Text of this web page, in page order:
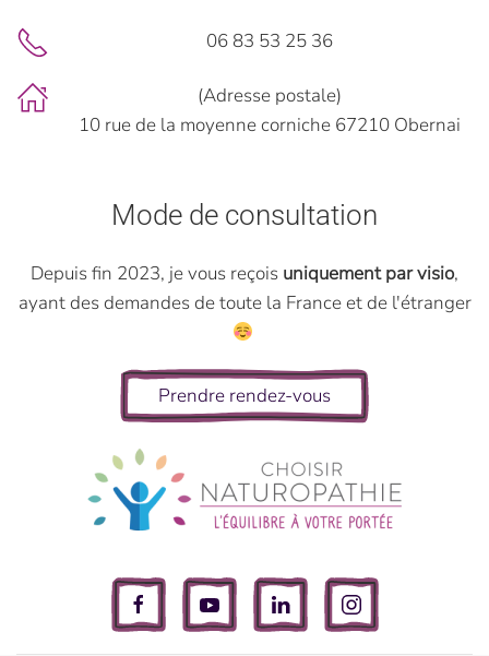
06 83 53 25 36
(Adresse postale)
10 rue de la moyenne corniche 67210 Obernai
Mode de consultation
Depuis fin 2023, je vous reçois uniquement par visio,
ayant des demandes de toute la France et de l'étranger
Prendre rendez-vous